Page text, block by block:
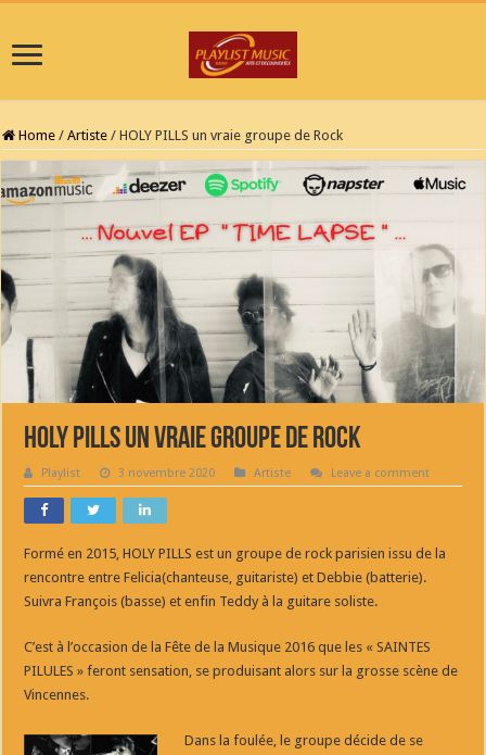
Home / Artiste / HOLY PILLS un vraie groupe de Rock
HOLY PILLS un vraie groupe de Rock
Playlist 3 novembre 2020 Artiste Leave a comment
Formé en 2015, HOLY PILLS est un groupe de rock parisien issu de la
rencontre entre Felicia(chanteuse, guitariste) et Debbie (batterie).
Suivra François (basse) et enfin Teddy à la guitare soliste.
C’est à l’occasion de la Fête de la Musique 2016 que les « SAINTES
PILULES » feront sensation, se produisant alors sur la grosse scène de
Vincennes.
Dans la foulée, le groupe décide de se